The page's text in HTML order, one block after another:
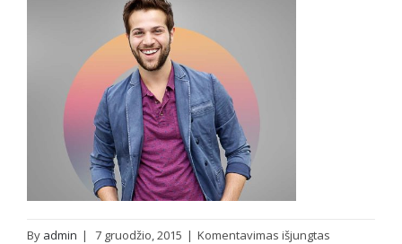
By admin | 7 gruodžio, 2015 | Komentavimas išjungtas